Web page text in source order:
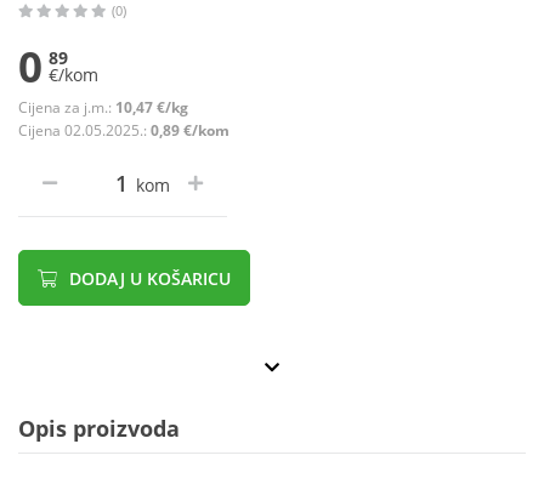
(0)
0 89
€/kom
Cijena za j.m.: 10,47 €/kg
Cijena 02.05.2025.: 0,89 €/kom
kom
DODAJ U KOŠARICU
Opis proizvoda